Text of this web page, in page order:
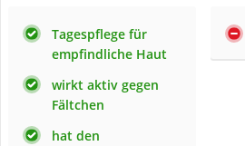
Tagespflege für
empfindliche Haut
wirkt aktiv gegen
Fältchen
hat den